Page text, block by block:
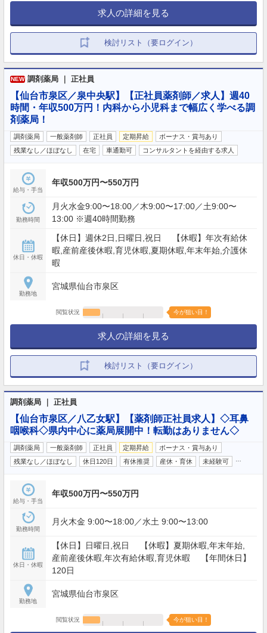
求人の詳細を見る
検討リスト（要ログイン）
NEW 調剤薬局 ｜ 正社員
【仙台市泉区／泉中央駅】【正社員薬剤師／求人】週40
時間・年収500万円！内科から小児科まで幅広く学べる調
剤薬局！
調剤薬局 一般薬剤師 正社員 定期昇給
ボーナス・賞与あり
残業なし／ほぼなし
在宅 車通勤可 コンサルタントを経由する求人
給与・手当
年収500万円〜550万円
勤務時間
月火水金9:00〜18:00／木9:00〜17:00／土9:00〜
13:00 ※週40時間勤務
休日・休暇
【休日】週休2日,日曜日,祝日 【休暇】年次有給休
暇,産前産後休暇,育児休暇,夏期休暇,年末年始,介護休
暇
勤務地
宮城県仙台市泉区
閲覧状況 今が狙い目！
求人の詳細を見る
検討リスト（要ログイン）
調剤薬局 ｜ 正社員
【仙台市泉区／八乙女駅】【薬剤師正社員求人】◇耳鼻
咽喉科◇県内中心に薬局展開中！転勤はありません◇
調剤薬局 一般薬剤師 正社員 定期昇給
ボーナス・賞与あり
残業なし／ほぼなし
休日120日 有休推奨 産休・育休 未経験可
給与・手当
年収500万円〜550万円
勤務時間
月火木金 9:00〜18:00／水土 9:00〜13:00
休日・休暇
【休日】日曜日,祝日 【休暇】夏期休暇,年末年始,
産前産後休暇,年次有給休暇,育児休暇 【年間休日】
120日
勤務地
宮城県仙台市泉区
閲覧状況 今が狙い目！